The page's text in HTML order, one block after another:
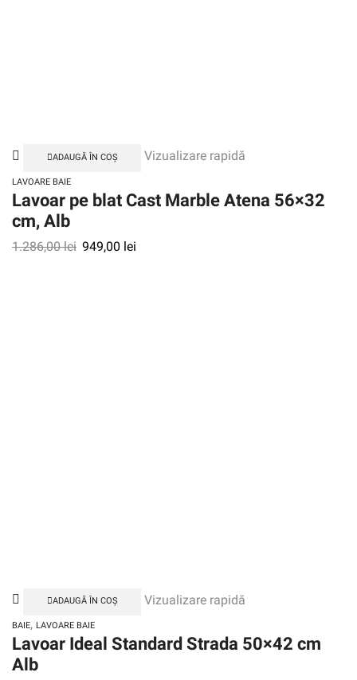
ADAUGĂ ÎN COȘ Vizualizare rapidă
LAVOARE BAIE
Lavoar pe blat Cast Marble Atena 56×32
cm, Alb
1.286,00lei 949,00 lei
ADAUGĂ ÎN COȘ Vizualizare rapidă
BAIE, LAVOARE BAIE
Lavoar Ideal Standard Strada 50×42 cm
Alb